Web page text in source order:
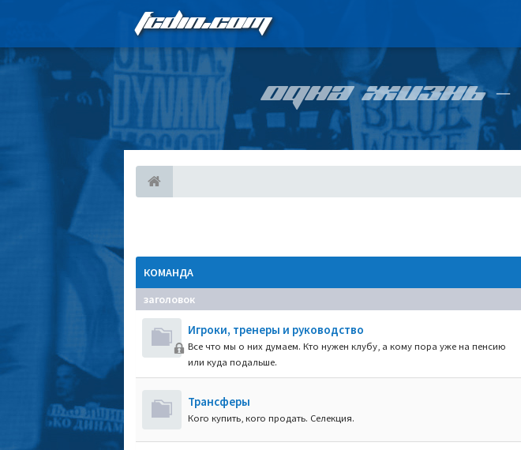
FCDIN.COM
ОДНА ЖИЗНЬ
КОМАНДА
заголовок
Игроки, тренеры и руководство
Все что мы о них думаем. Кто нужен клубу, а кому пора уже на пенсию
или куда подальше.
Трансферы
Кого купить, кого продать. Селекция.